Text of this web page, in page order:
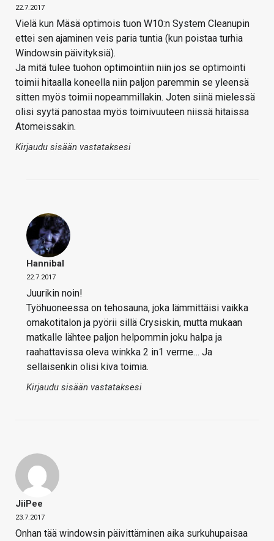
22.7.2017
Vielä kun Mäsä optimois tuon W10:n System Cleanupin
ettei sen ajaminen veis paria tuntia (kun poistaa turhia
Windowsin päivityksiä).
Ja mitä tulee tuohon optimointiin niin jos se optimointi
toimii hitaalla koneella niin paljon paremmin se yleensä
sitten myös toimii nopeammillakin. Joten siinä mielessä
olisi syytä panostaa myös toimivuuteen niissä hitaissa
Atomeissakin.
Kirjaudu sisään vastataksesi
Hannibal
22.7.2017
Juurikin noin!
Työhuoneessa on tehosauna, joka lämmittäisi vaikka
omakotitalon ja pyörii sillä Crysiskin, mutta mukaan
matkalle lähtee paljon helpommin joku halpa ja
raahattavissa oleva winkka 2 in1 verme… Ja
sellaisenkin olisi kiva toimia.
Kirjaudu sisään vastataksesi
JiiPee
23.7.2017
Onhan tää windowsin päivittäminen aika surkuhupaisaa